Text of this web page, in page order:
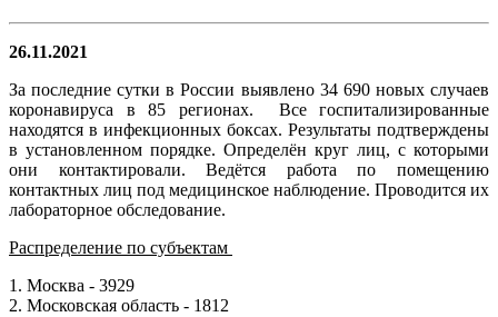
26.11.2021
За последние сутки в России выявлено 34 690 новых случаев
коронавируса в 85 регионах. Все госпитализированные
находятся в инфекционных боксах. Результаты подтверждены
в установленном порядке. Определён круг лиц, с которыми
они контактировали. Ведётся работа по помещению
контактных лиц под медицинское наблюдение. Проводится их
лабораторное обследование.
Распределение по субъектам
1. Москва - 3929
2. Московская область - 1812